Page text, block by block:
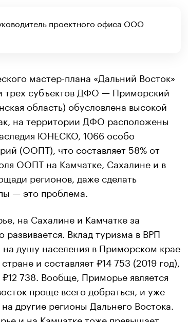
проектного офиса ООО
мастер-плана «Дальний Восток»
трех субъектов ДФО — Приморский
область) обусловлена высокой
на территории ДФО расположены
ЮНЕСКО, 1066 особо
(ООПТ), что составляет 58% от
ООПТ на Камчатке, Сахалине и в
регионов, даже сделать
— это проблема.
на Сахалине и Камчатке за
развивается. Вклад туризма в ВРП
на душу населения в Приморском крае
и составляет ₽14 753 (2019 год),
738. Вообще, Приморье является
проще всего добраться, и уже
другие регионы Дальнего Востока.
и на Камчатке тоже превышает